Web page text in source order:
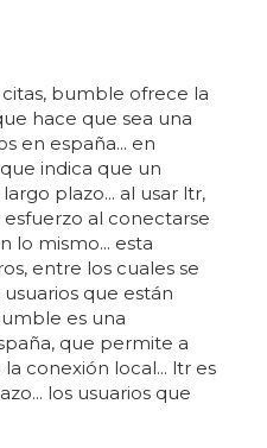
bumble ofrece la
hace que sea una
en españa... en
indica que un
plazo... al usar ltr,
al conectarse
lo mismo... esta
entre los cuales se
que están
es una
que permite a
conexión local... ltr es
los usuarios que